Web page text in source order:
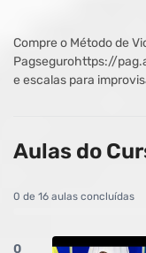
Compre o Método de
Pagsegurohttps://
e escalas para
Aulas do
0 de 16 aulas concluídas
0